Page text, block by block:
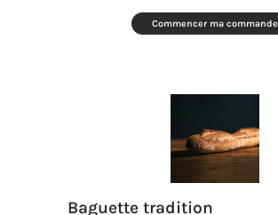
Commencer ma commande
Baguette tradition